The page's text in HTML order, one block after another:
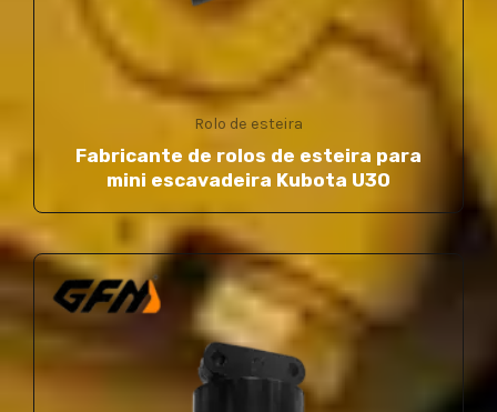
Rolo de esteira
Fabricante de rolos de esteira para
mini escavadeira Kubota U30